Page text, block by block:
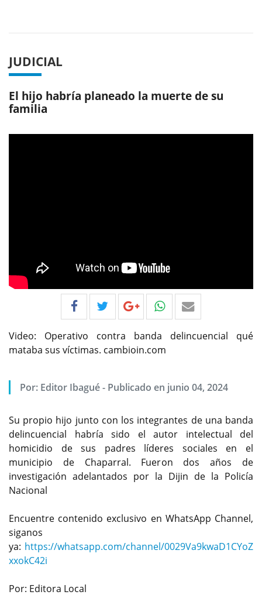
JUDICIAL
El hijo habría planeado la muerte de su
familia
Video: Operativo contra banda delincuencial qué
mataba sus víctimas. cambioin.com
Por: Editor Ibagué- Publicado en junio 04, 2024
Su propio hijo junto con los integrantes de una banda
delincuencial habría sido el autor intelectual del
homicidio de sus padres líderes sociales en el
municipio de Chaparral. Fueron dos años de
investigación adelantados por la Dijin de la Policía
Nacional
Encuentre contenido exclusivo en WhatsApp Channel,
siganos
ya: https://whatsapp.com/channel/0029Va9kwaD1CYoZ
xxokC42i
Por: Editora Local